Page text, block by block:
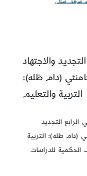
والاجتهاد
(دام ظله):
التربية والتعليم
التجديد
(دام ظله): التربية
للدراسات